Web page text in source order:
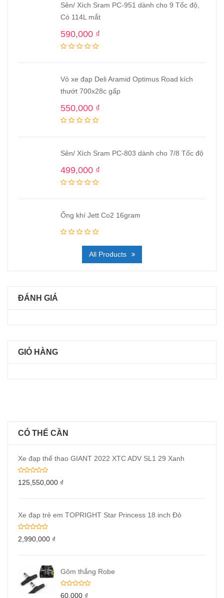
Sên/ Xích Sram PC-951 dành cho 9 Tốc độ,
Có 114L mắt
590,000 ₫
Vỏ xe đạp Deli Aramid Optimus Road kích
thướt 700x28c gấp
550,000 ₫
Sên/ Xích Sram PC-803 dành cho 7/8 Tốc độ
499,000 ₫
Ống khí Jett Co2 16gram
All Products
ĐÁNH GIÁ
GIỎ HÀNG
CÓ THỂ CẦN
Xe đạp thể thao GIANT 2022 XTC ADV SL1 29 Xanh
125,550,000 ₫
Xe đạp trẻ em TOPRIGHT Star Princess 18 inch Đỏ
2,990,000 ₫
Gôm thắng Robe
60,000 ₫